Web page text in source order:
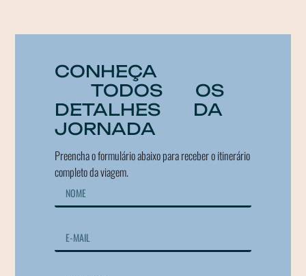
CONHEÇA
TODOS OS
DETALHES DA
JORNADA
Preencha o formulário abaixo para receber o itinerário
completo da viagem.